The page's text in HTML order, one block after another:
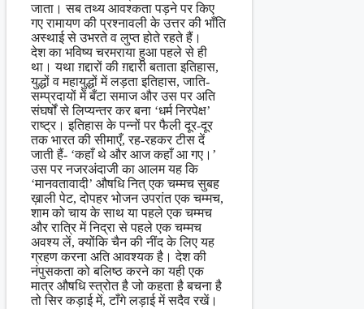
जाता। सब तथ्य आवश्कता पड़ने पर किए
गए रामायण की प्रश्नावली के उत्तर की भाँति
अस्थाई से उभरते व लुप्त होते रहते हैं।
देश का भविष्य चरमराया हुआ पहले से ही
था। यथा ग़द्दारों की ग़द्दारी बताता इतिहास,
युद्धों व महायुद्धों में लड़ता इतिहास, जाति-
सम्प्रदायों में बँटा समाज और उस पर अति
संघर्षों से लिप्यन्तर कर बना ‘धर्म निरपेक्ष’
राष्ट्र। इतिहास के पन्नों पर फैली दूर-दूर
तक भारत की सीमाएँ, रह-रहकर टीस दें
जाती हैं- ‘कहाँ थे और आज कहाँ आ गए।’
उस पर नजरअंदाजी का आलम यह कि
‘मानवतावादी’ औषधि नित् एक चम्मच सुबह
ख़ाली पेट, दोपहर भोजन उपरांत एक चम्मच,
शाम को चाय के साथ या पहले एक चम्मच
और रात्रि में निद्रा से पहले एक चम्मच
अवश्य लें, क्योंकि चैन की नींद के लिए यह
ग्रहण करना अति आवश्यक है। देश की
नंपुसकता को बलिष्ठ करने का यही एक
मात्र औषधि स्त्रोत है जो कहता है बचना है
तो सिर कड़ाई में, टाँगे लड़ाई में सदैव रखें।